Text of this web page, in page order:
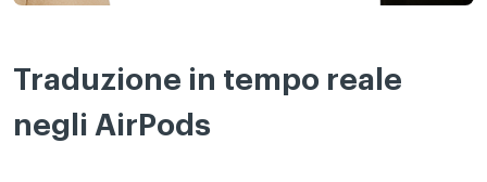
Traduzione in tempo reale
negli AirPods